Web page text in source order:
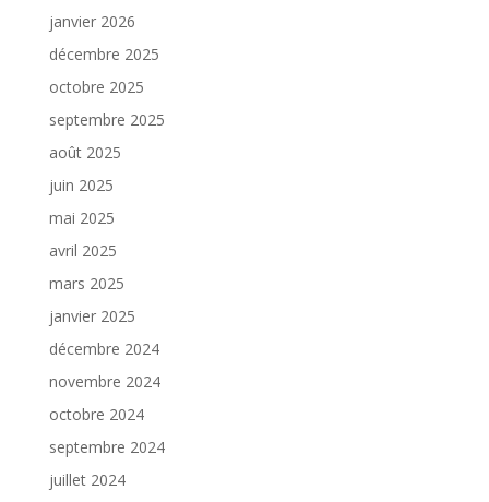
janvier 2026
décembre 2025
octobre 2025
septembre 2025
août 2025
juin 2025
mai 2025
avril 2025
mars 2025
janvier 2025
décembre 2024
novembre 2024
octobre 2024
septembre 2024
juillet 2024